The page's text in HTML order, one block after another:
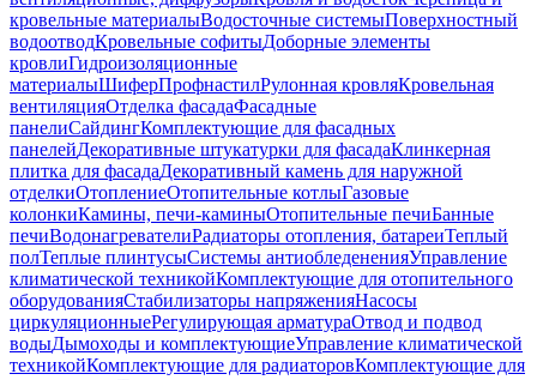
кровельные материалыВодосточные системыПоверхностный
водоотводКровельные софитыДоборные элементы
кровлиГидроизоляционные
материалыШиферПрофнастилРулонная кровляКровельная
вентиляцияОтделка фасадаФасадные
панелиСайдингКомплектующие для фасадных
панелейДекоративные штукатурки для фасадаКлинкерная
плитка для фасадаДекоративный камень для наружной
отделкиОтоплениеОтопительные котлыГазовые
колонкиКамины, печи-каминыОтопительные печиБанные
печиВодонагревателиРадиаторы отопления, батареиТеплый
полТеплые плинтусыСистемы антиобледененияУправление
климатической техникойКомплектующие для отопительного
оборудованияСтабилизаторы напряженияНасосы
циркуляционныеРегулирующая арматураОтвод и подвод
водыДымоходы и комплектующиеУправление климатической
техникойКомплектующие для радиаторовКомплектующие для